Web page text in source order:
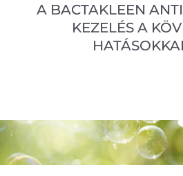
A BACTAKLEEN
KEZELÉS A